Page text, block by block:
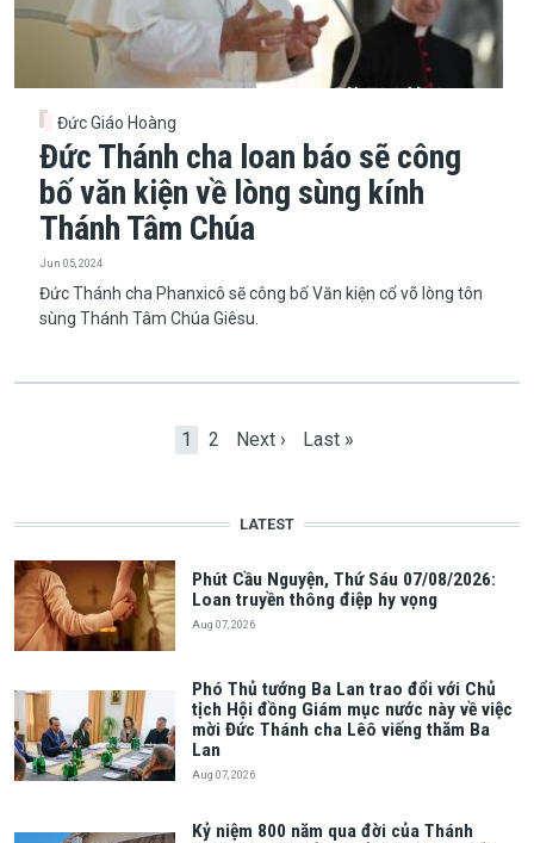
Đức Giáo Hoàng
Đức Thánh cha loan báo sẽ công
bố văn kiện về lòng sùng kính
Thánh Tâm Chúa
Jun 05, 2024
Đức Thánh cha Phanxicô sẽ công bố Văn kiện cổ võ lòng tôn
sùng Thánh Tâm Chúa Giêsu.
Current page
1 Page
2 Next page
Next › Last page
Last »
LATEST
Phút Cầu Nguyện, Thứ Sáu 07/08/2026:
Loan truyền thông điệp hy vọng
Aug 07, 2026
Phó Thủ tướng Ba Lan trao đổi với Chủ
tịch Hội đồng Giám mục nước này về việc
mời Đức Thánh cha Lêô viếng thăm Ba
Lan
Aug 07, 2026
Kỷ niệm 800 năm qua đời của Thánh